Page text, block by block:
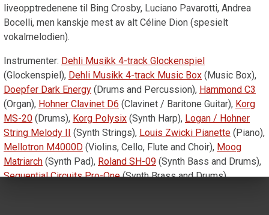
liveopptredenene til Bing Crosby, Luciano Pavarotti, Andrea
Bocelli, men kanskje mest av alt Céline Dion (spesielt
vokalmelodien).
Instrumenter: Dehli Musikk 4-track Glockenspiel
(Glockenspiel), Dehli Musikk 4-track Music Box (Music Box),
Doepfer Dark Energy (Drums and Percussion), Hammond C3
(Organ), Hohner Clavinet D6 (Clavinet / Baritone Guitar), Korg
MS-20 (Drums), Korg Polysix (Synth Harp), Logan / Hohner
String Melody II (Synth Strings), Louis Zwicki Pianette (Piano),
Mellotron M4000D (Violins, Cello, Flute and Choir), Moog
Matriarch (Synth Pad), Roland SH-09 (Synth Bass and Drums),
Sequential Circuits Pro-One(Synth Brass and Drums),